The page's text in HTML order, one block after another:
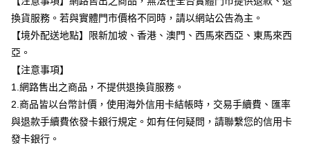
元大商業銀行
永豐商業銀行
台新國際商業銀行
中國信託商業銀行
悠遊付
Google Pay
全盈+PAY
大哥付你分期
相關說明
【大哥付你分期使用說明】
1.本服務由台灣大哥大提供，台灣大哥大用戶可立即使用無須另外申請。
ATM付款
換貨服務。若與實體門市價格不同時，請以網站公告為主。
【境外配送地點】限新加坡、香港、澳門、西馬來西亞、東馬來西
亞。
【注意事項】
1.網路售出之商品，不提供退換貨服務。
2.商品皆以台幣計價，使用海外信用卡結帳時，交易手續費、匯率
與退款手續費依發卡銀行規定。如有任何疑問，請聯繫您的信用卡
發卡銀行。